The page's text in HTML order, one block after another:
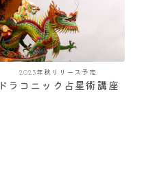
2023年秋リリース予定
ドラコニック占星術講座